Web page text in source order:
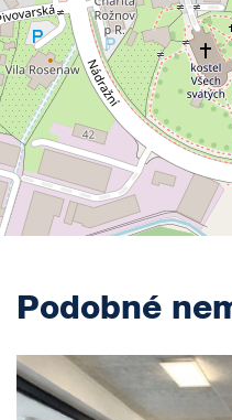
Podobné